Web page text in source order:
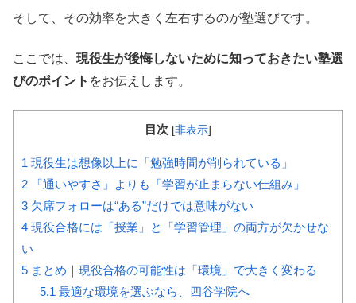
そして、その効率を大きく左右するのが塾選びです。
ここでは、 現役生が後悔しないために知っておきたい塾選
びのポイント をお伝えします。
目次 [非表示]
1 現役生は想像以上に「勉強時間が削られている」
2 「通いやすさ」よりも「学習が止まらない仕組み」
3 欠席フォローは“ある”だけでは意味がない
4 現役合格には「授業」と「学習管理」の両方が欠かせな
い
5 まとめ｜現役合格の可能性は「環境」で大きく変わる
5.1 最適な環境を選ぶなら、四谷学院へ